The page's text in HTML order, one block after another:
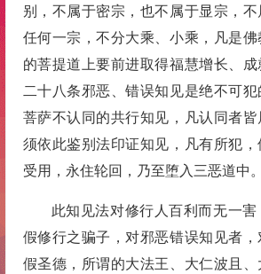
别，不属于密宗，也不属于显宗，
任何一宗，不分大乘、小乘，凡是
的菩提道上要前进取得福慧增长、
二十八条邪恶、错误知见是绝不可
菩萨不认同的共行知见，凡认同者
须依此鉴别法印证知见，凡有所犯
受用，永住轮回，乃至堕入三恶道中。
此知见法对修行人百利而无一
假修行之骗子，对邪恶错误知见者
假圣德，所谓的大法王、大仁波且